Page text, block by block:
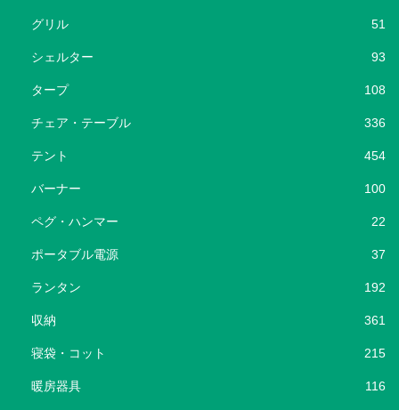
グリル 51
シェルター 93
タープ 108
チェア・テーブル 336
テント 454
バーナー 100
ペグ・ハンマー 22
ポータブル電源 37
ランタン 192
収納 361
寝袋・コット 215
暖房器具 116